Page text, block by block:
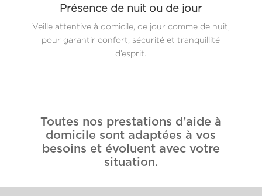
Présence de nuit ou de jour
Veille attentive à domicile, de jour comme de nuit,
pour garantir confort, sécurité et tranquillité
d’esprit.
Toutes nos prestations d’aide à
domicile sont adaptées à vos
besoins et évoluent avec votre
situation.